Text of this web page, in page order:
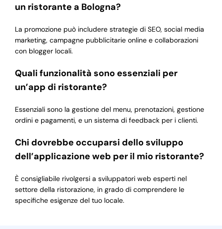
un ristorante a Bologna?
La promozione può includere strategie di SEO, social media
marketing, campagne pubblicitarie online e collaborazioni
con blogger locali.
Quali funzionalità sono essenziali per
un’app di ristorante?
Essenziali sono la gestione del menu, prenotazioni, gestione
ordini e pagamenti, e un sistema di feedback per i clienti.
Chi dovrebbe occuparsi dello sviluppo
dell’applicazione web per il mio ristorante?
È consigliabile rivolgersi a sviluppatori web esperti nel
settore della ristorazione, in grado di comprendere le
specifiche esigenze del tuo locale.